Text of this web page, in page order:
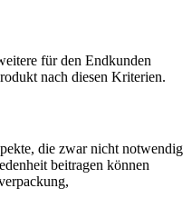
für den Endkunden
nach diesen Kriterien.
die zwar nicht notwendig
beitragen können